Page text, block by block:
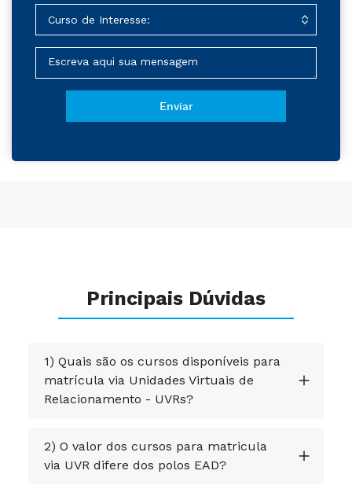
Principais Dúvidas
1) Quais são os cursos disponíveis para
matrícula via Unidades Virtuais de
Relacionamento - UVRs?
2) O valor dos cursos para matricula
via UVR difere dos polos EAD?